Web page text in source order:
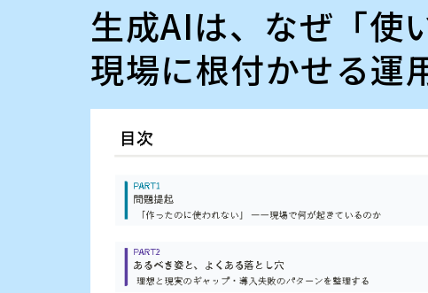
生成AIは、なぜ「使
現場に根付かせる運